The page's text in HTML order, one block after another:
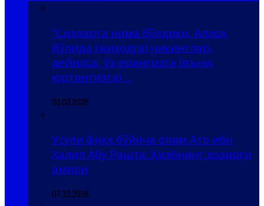
“Сизларга нима бўлдики, Аллоҳ
йўлида (жиҳодга) чиқинглар,
дейилса, ўз ерингизга (яъни,
юртингизга) ...
23.03.2025
Усули фиқҳ бўйича олим Ато ибн
Халил Абу Рашта: Ҳизбнинг ҳозирги
амири
07.12.2016